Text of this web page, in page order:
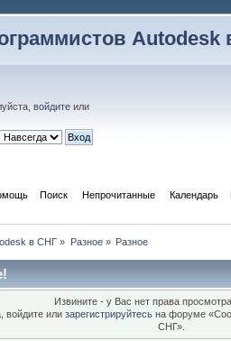
Autodesk
войдите или
Поиск Непрочитанные Календарь
в СНГ » Разное» Разное
Извините - у Вас нет права
войдите или зарегистрируйтесь на форуме
СНГ».